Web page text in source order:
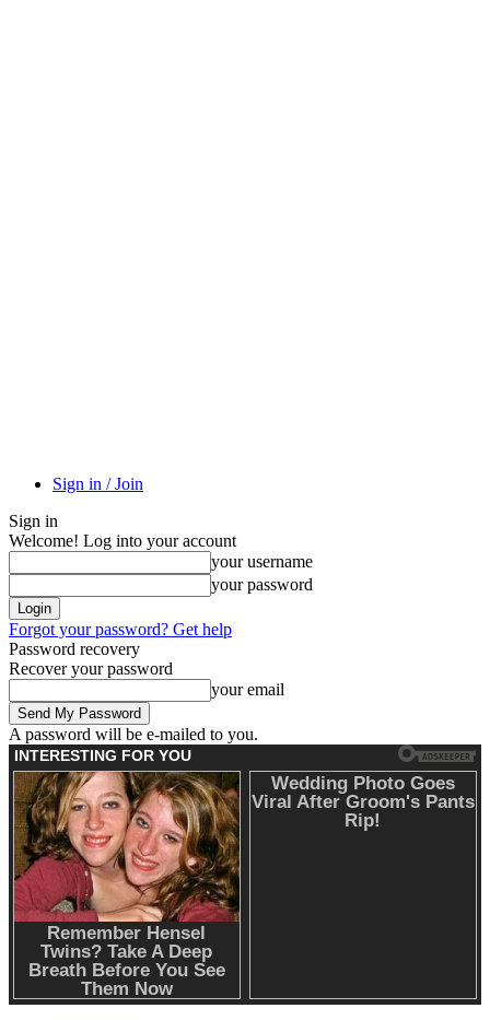
Sign in / Join
Sign in
Welcome! Log into your account
your username
your password
Forgot your password? Get help
Password recovery
Recover your password
your email
A password will be e-mailed to you.